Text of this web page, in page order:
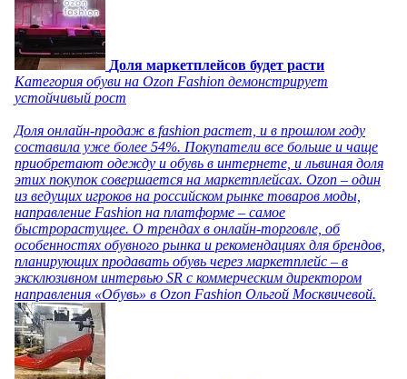
Доля маркетплейсов будет расти
Категория обуви на Ozon Fashion демонстрирует
устойчивый рост
Доля онлайн-продаж в fashion растет, и в прошлом году
составила уже более 54%. Покупатели все больше и чаще
приобретают одежду и обувь в интернете, и львиная доля
этих покупок совершается на маркетплейсах. Ozon – один
из ведущих игроков на российском рынке товаров моды,
направление Fashion на платформе – самое
быстрорастущее. О трендах в онлайн-торговле, об
особенностях обувного рынка и рекомендациях для брендов,
планирующих продавать обувь через маркетплейс – в
эксклюзивном интервью SR с коммерческим директором
направления «Обувь» в Ozon Fashion Ольгой Москвичевой.